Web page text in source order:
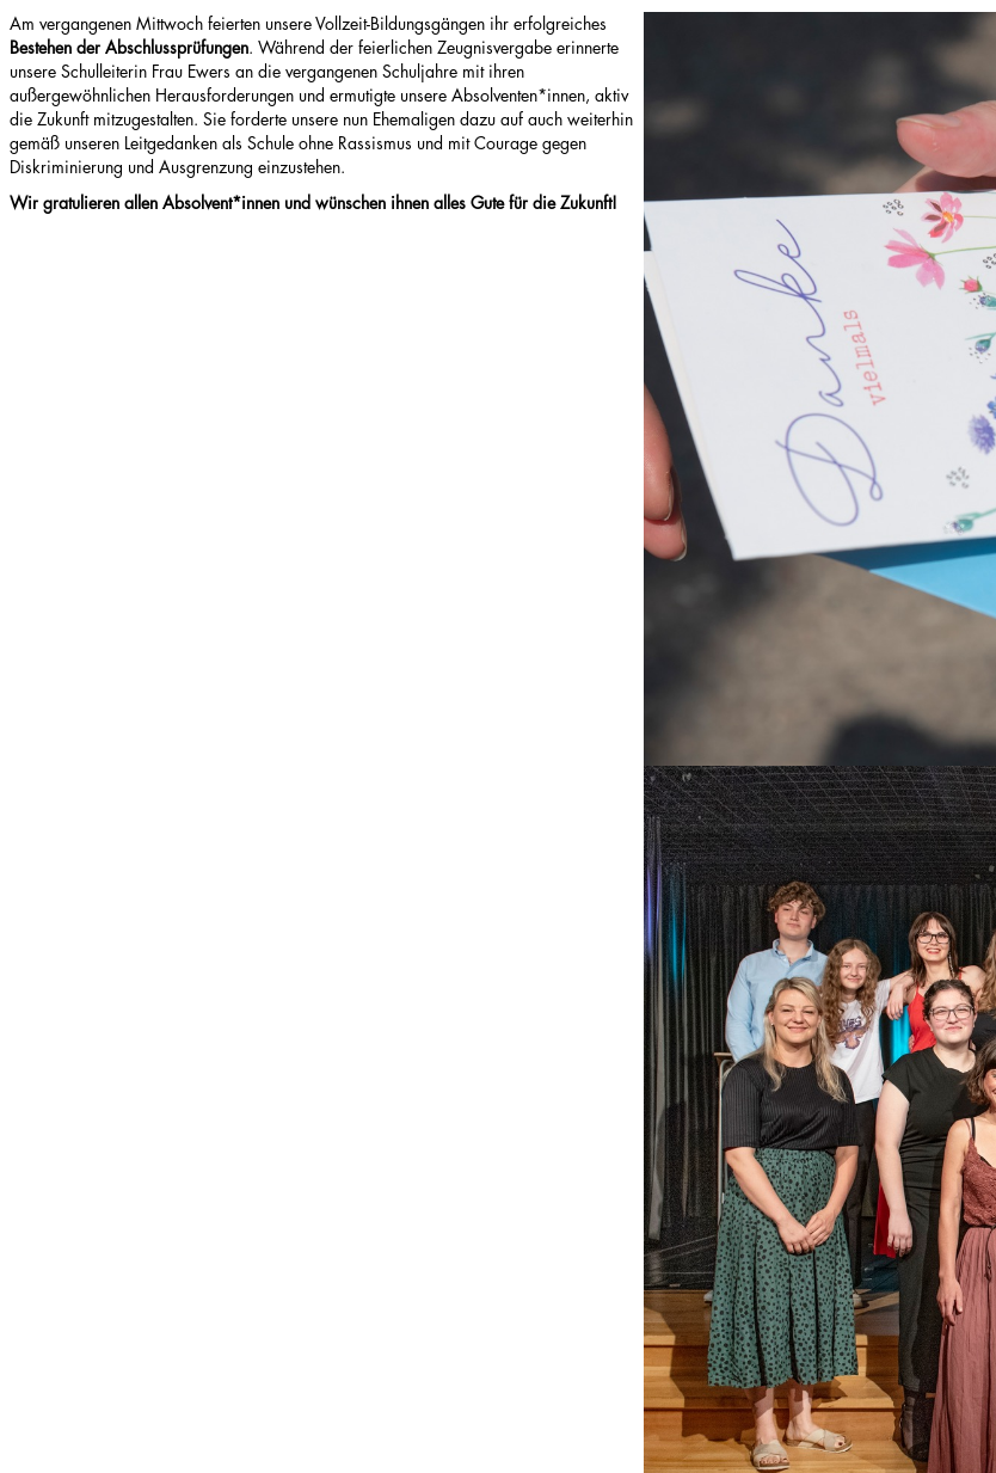
Am vergangenen Mittwoch feierten unsere Vollzeit-Bildungsgängen ihr erfolgreiches
Bestehen der Abschlussprüfungen. Während der feierlichen Zeugnisvergabe erinnerte
unsere Schulleiterin Frau Ewers an die vergangenen Schuljahre mit ihren
außergewöhnlichen Herausforderungen und ermutigte unsere Absolventen*innen, aktiv
die Zukunft mitzugestalten. Sie forderte unsere nun Ehemaligen dazu auf auch weiterhin
gemäß unseren Leitgedanken als Schule ohne Rassismus und mit Courage gegen
Diskriminierung und Ausgrenzung einzustehen.
Wir gratulieren allen Absolvent*innen und wünschen ihnen alles Gute für die Zukunft!